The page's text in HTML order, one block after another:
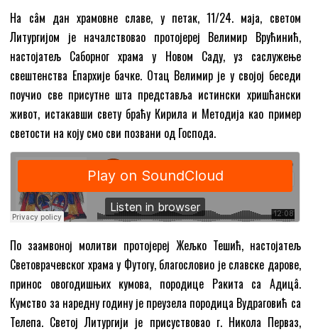
На сâм дан храмовне славе, у петак, 11/24. маја, светом
Литургијом је началствовао протојереј Велимир Врућинић,
настојатељ Саборног храма у Новом Саду, уз саслужење
свештенства Епархије бачке. Отац Велимир је у својој беседи
поучио све присутне шта представља истински хришћански
живот, истакавши свету браћу Кирила и Методија као пример
светости на коју смо сви позвани од Господа.
По заамвоној молитви протојереј Жељко Тешић, настојатељ
Световрачевског храма у Футогу, благословио је славске дарове,
принос овогодишњих кумова, породице Ракита са Адицâ.
Кумство за наредну годину је преузела породица Вудраговић са
Телепа. Светој Литургији је присуствовао г. Никола Перваз,